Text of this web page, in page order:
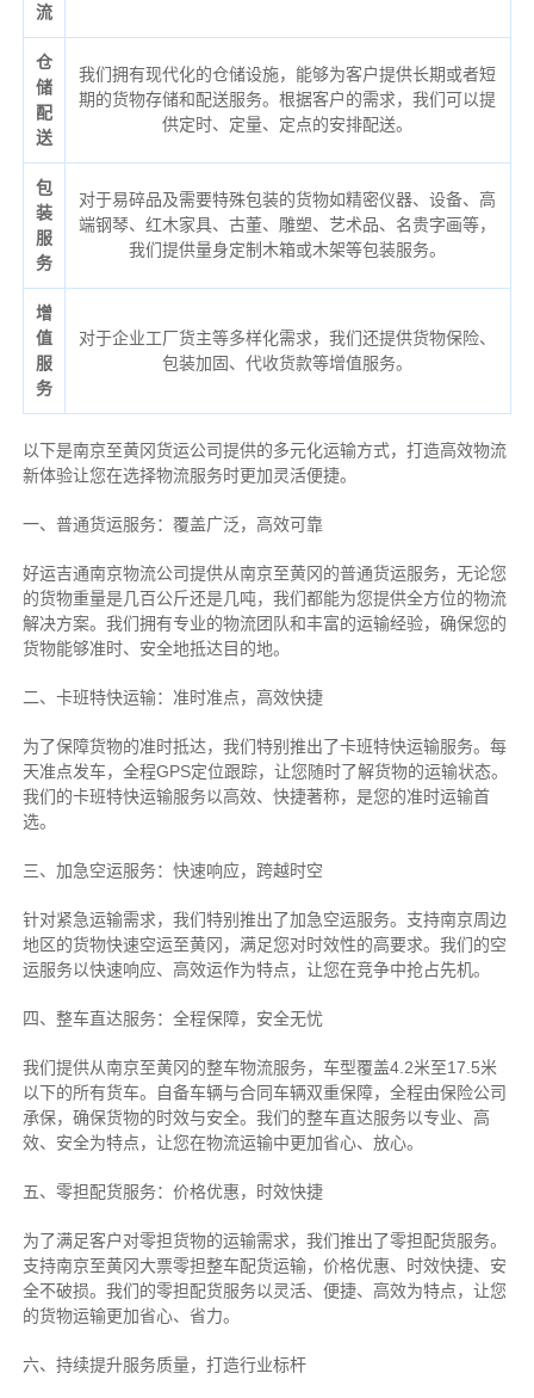
流
仓
储
配
送
我们拥有现代化的仓储设施，能够为客户提供长期或者短
期的货物存储和配送服务。根据客户的需求，我们可以提
供定时、定量、定点的安排配送。
包
装
服
务
对于易碎品及需要特殊包装的货物如精密仪器、设备、高
端钢琴、红木家具、古董、雕塑、艺术品、名贵字画等，
我们提供量身定制木箱或木架等包装服务。
增
值
服
务
对于企业工厂货主等多样化需求，我们还提供货物保险、
包装加固、代收货款等增值服务。
以下是南京至黄冈货运公司提供的多元化运输方式，打造高效物流
新体验让您在选择物流服务时更加灵活便捷。
一、普通货运服务：覆盖广泛，高效可靠
好运吉通南京物流公司提供从南京至黄冈的普通货运服务，无论您
的货物重量是几百公斤还是几吨，我们都能为您提供全方位的物流
解决方案。我们拥有专业的物流团队和丰富的运输经验，确保您的
货物能够准时、安全地抵达目的地。
二、卡班特快运输：准时准点，高效快捷
为了保障货物的准时抵达，我们特别推出了卡班特快运输服务。每
天准点发车，全程GPS定位跟踪，让您随时了解货物的运输状态。
我们的卡班特快运输服务以高效、快捷著称，是您的准时运输首
选。
三、加急空运服务：快速响应，跨越时空
针对紧急运输需求，我们特别推出了加急空运服务。支持南京周边
地区的货物快速空运至黄冈，满足您对时效性的高要求。我们的空
运服务以快速响应、高效运作为特点，让您在竞争中抢占先机。
四、整车直达服务：全程保障，安全无忧
我们提供从南京至黄冈的整车物流服务，车型覆盖4.2米至17.5米
以下的所有货车。自备车辆与合同车辆双重保障，全程由保险公司
承保，确保货物的时效与安全。我们的整车直达服务以专业、高
效、安全为特点，让您在物流运输中更加省心、放心。
五、零担配货服务：价格优惠，时效快捷
为了满足客户对零担货物的运输需求，我们推出了零担配货服务。
支持南京至黄冈大票零担整车配货运输，价格优惠、时效快捷、安
全不破损。我们的零担配货服务以灵活、便捷、高效为特点，让您
的货物运输更加省心、省力。
六、持续提升服务质量，打造行业标杆